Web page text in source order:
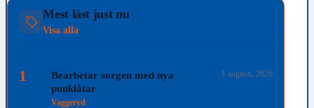
Mest läst just nu
Visa alla
1
Bearbetar sorgen med nya
punklåtar
Vaggeryd
1 augusti, 2026